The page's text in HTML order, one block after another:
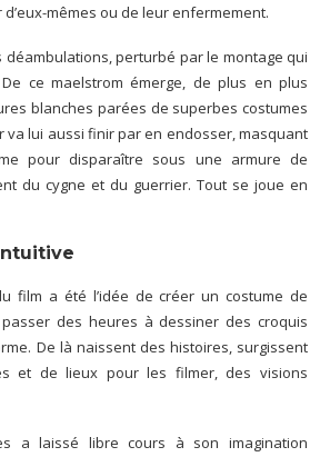
mêmes ou de leur enfermement.
déambulations, perturbé par le montage qui
ce maelstrom émerge, de plus en plus
blanches parées de superbes costumes
va lui aussi finir par en endosser, masquant
pour disparaître sous une armure de
du cygne et du guerrier. Tout se joue en
film a été l’idée de créer un costume de
passer des heures à dessiner des croquis
De là naissent des histoires, surgissent
et de lieux pour les filmer, des visions
a laissé libre cours à son imagination